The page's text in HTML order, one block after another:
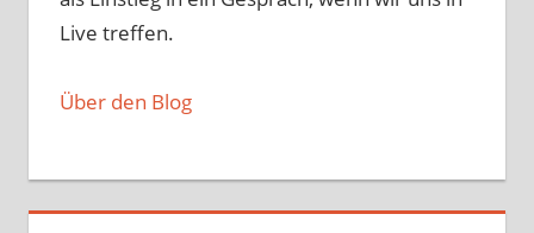
Live treffen.
Über den Blog